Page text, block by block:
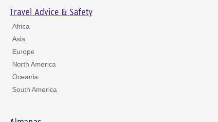
Travel Advice & Safety
Africa
Asia
Europe
North America
Oceania
South America